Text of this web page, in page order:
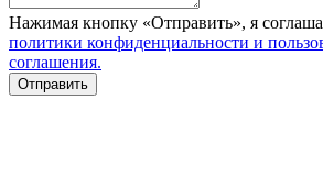
Нажимая кнопку «Отправить», я
политики конфиденциальности и
соглашения.
Отправить